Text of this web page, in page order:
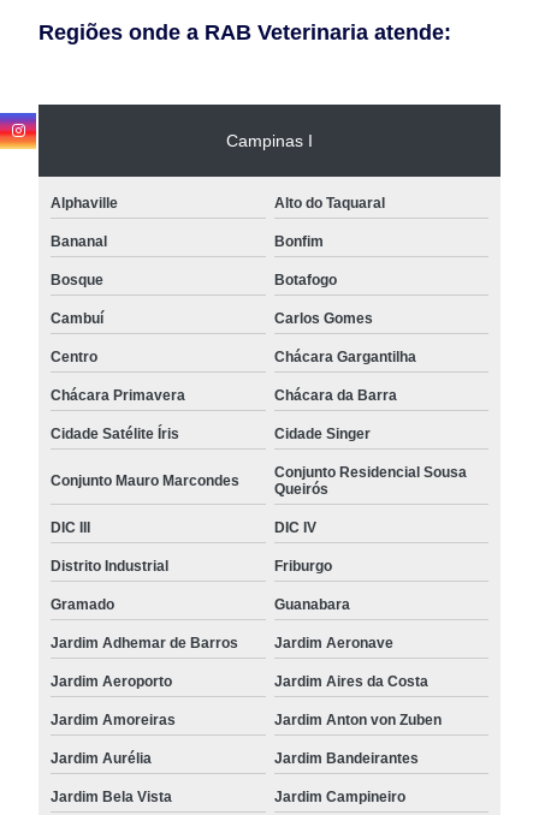
Regiões onde a RAB Veterinaria atende:
Campinas I
Alphaville Alto do Taquaral
Bananal Bonfim
Bosque Botafogo
Cambuí Carlos Gomes
Centro Chácara Gargantilha
Chácara Primavera Chácara da Barra
Cidade Satélite Íris Cidade Singer
Conjunto Mauro Marcondes
Conjunto Residencial Sousa
Queirós
DIC III DIC IV
Distrito Industrial Friburgo
Gramado Guanabara
Jardim Adhemar de Barros Jardim Aeronave
Jardim Aeroporto Jardim Aires da Costa
Jardim Amoreiras Jardim Anton von Zuben
Jardim Aurélia Jardim Bandeirantes
Jardim Bela Vista Jardim Campineiro